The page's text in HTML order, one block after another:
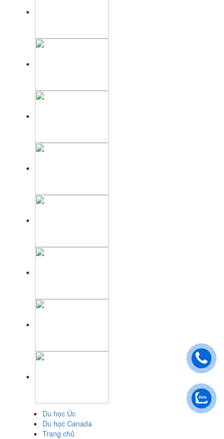
Du học Úc
Du học Canada
Trang chủ